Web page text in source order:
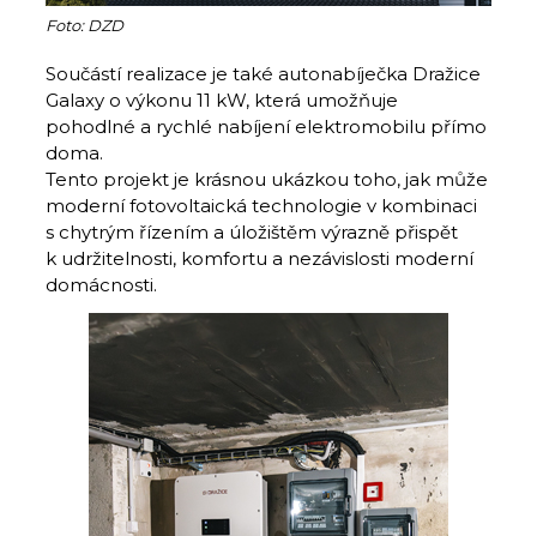
Foto: DZD
Součástí realizace je také autonabíječka Dražice
Galaxy o výkonu 11 kW, která umožňuje
pohodlné a rychlé nabíjení elektromobilu přímo
doma.
Tento projekt je krásnou ukázkou toho, jak může
moderní fotovoltaická technologie v kombinaci
s chytrým řízením a úložištěm výrazně přispět
k udržitelnosti, komfortu a nezávislosti moderní
domácnosti.